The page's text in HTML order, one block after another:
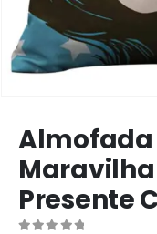
Maravilha
Presente